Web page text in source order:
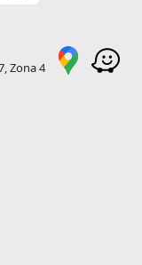
Zona 4